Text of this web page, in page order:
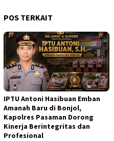
POS TERKAIT
IPTU Antoni Hasibuan Emban
Amanah Baru di Bonjol,
Kapolres Pasaman Dorong
Kinerja Berintegritas dan
Profesional